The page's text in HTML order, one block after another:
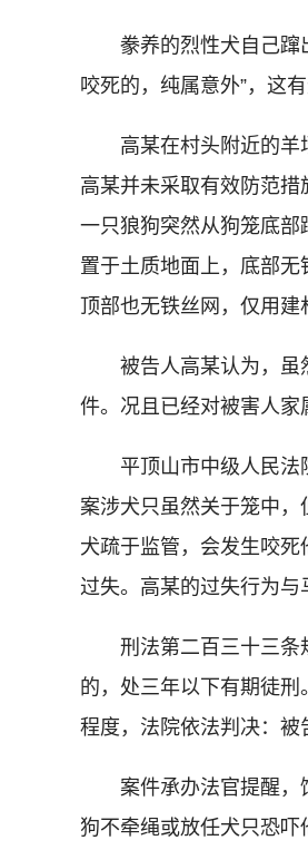
豢养的烈性犬自己蹿出
咬死的，纯属意外”，这
高某在村头附近的羊场
高某并未采取有效防范
一只狼狗突然从狗笼底
置于土质地面上，底部
顶部也无铁丝网，仅用建
被告人高某认为，虽然
件。况且已经对被害人家
平顶山市中级人民法院
案涉犬只虽然关于笼中
犬疏于监管，会发生咬
过失。高某的过失行为与
刑法第二百三十三条规
的，处三年以下有期徒
程度，法院依法判决：被
案件承办法官提醒，饲
狗不牵绳或放任犬只恐